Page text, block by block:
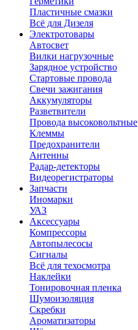
Пластичные смазки
Всё для Дизеля
Электротовары
Автосвет
Вилки нагрузочные
Зарядное устройство
Стартовые провода
Свечи зажигания
Аккумуляторы
Разветвители
Провода высоковольтные
Клеммы
Предохранители
Антенны
Радар-детекторы
Видеорегистраторы
Запчасти
Иномарки
УАЗ
Аксесcуары
Компрессоры
Автопылесосы
Сигналы
Всё для техосмотра
Наклейки
Тонировочная пленка
Шумоизоляция
Скребки
Ароматизаторы